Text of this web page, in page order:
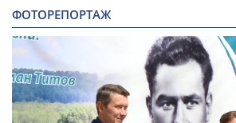
ФОТОРЕПОРТАЖ